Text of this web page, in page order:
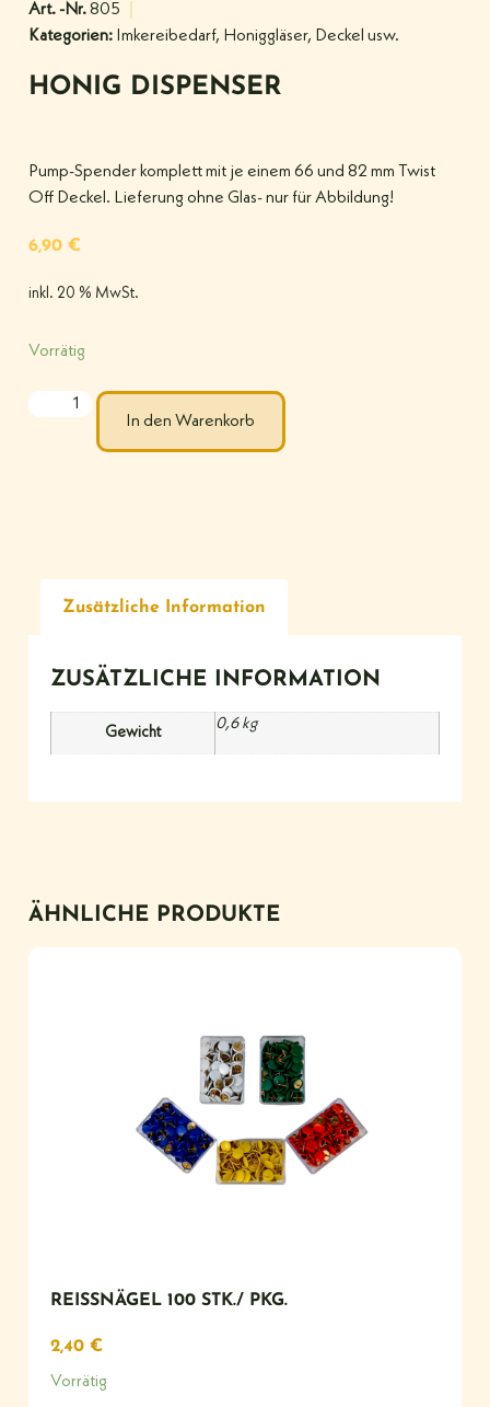
Art. -Nr.805
Kategorien: Imkereibedarf, Honiggläser, Deckel usw.
HONIG DISPENSER
Pump-Spender komplett mit je einem 66 und 82 mm Twist
Off Deckel. Lieferung ohne Glas- nur für Abbildung!
6,90 €
inkl. 20 % MwSt.
Vorrätig
In den Warenkorb
Zusätzliche Information
ZUSÄTZLICHE INFORMATION
Gewicht
0,6 kg
ÄHNLICHE PRODUKTE
REISSNÄGEL 100 STK./ PKG.
2,40 €
Vorrätig